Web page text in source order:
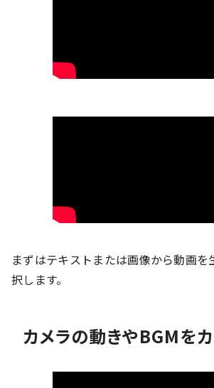
まずはテキストまたは画像から動画
択します。
カメラの動きやBGMを